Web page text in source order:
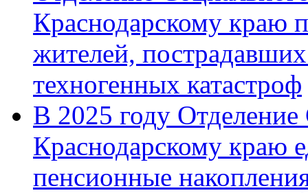
Краснодарскому краю
жителей,
техногенных катастроф
В 2025 году
Краснодарскому краю
пенсионные